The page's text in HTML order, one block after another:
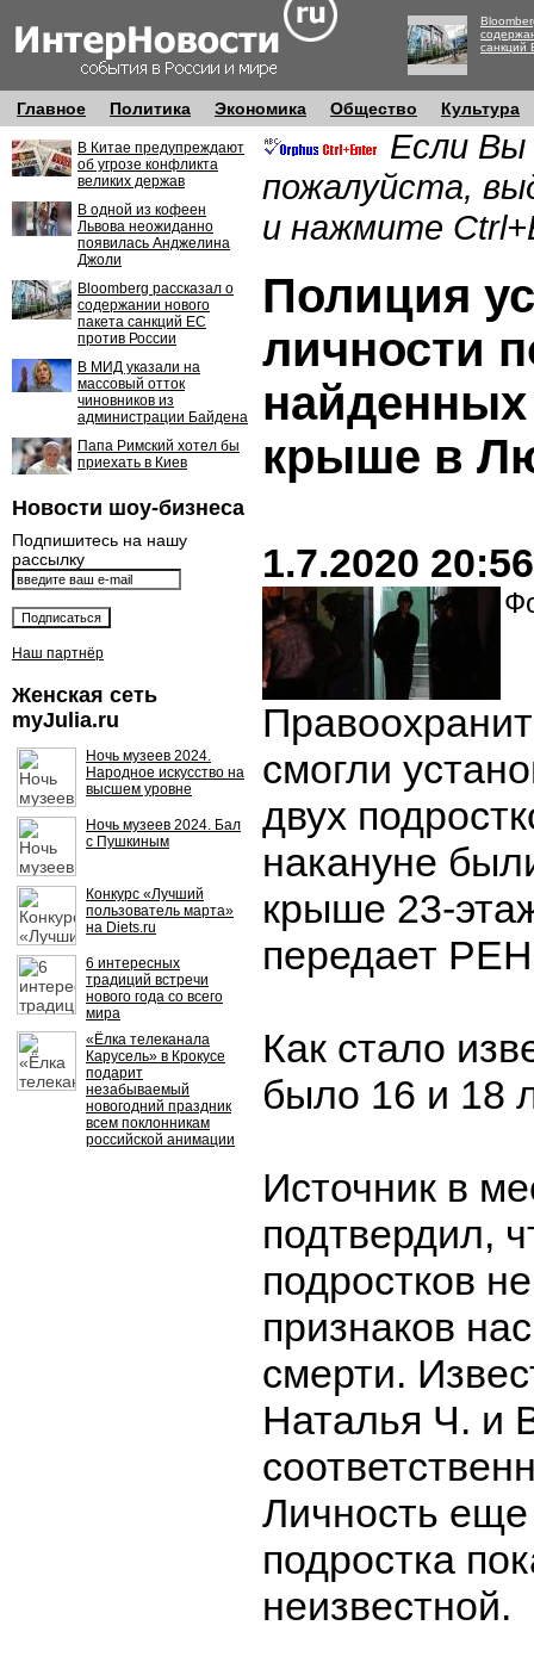
санкций
Главное Политика Экономика Общество Культура
В Китае предупреждают
об угрозе конфликта
великих держав
В одной из кофеен
Львова неожиданно
появилась Анджелина
Джоли
Bloomberg рассказал о
содержании нового
пакета санкций ЕС
против России
В МИД указали на
массовый отток
чиновников из
администрации Байдена
Папа Римский хотел бы
приехать в Киев
Новости шоу-бизнеса
Подпишитесь на нашу
рассылку
Наш партнёр
Женская сеть
myJulia.ru
Ночь музеев 2024.
Народное искусство на
высшем уровне
Ночь музеев 2024. Бал
с Пушкиным
Конкурс «Лучший
пользователь марта»
на Diets.ru
6 интересных
традиций встречи
нового года со всего
мира
«Ёлка телеканала
Карусель» в Крокусе
подарит
незабываемый
новогодний праздник
всем поклонникам
российской анимации
Если Вы
пожалуйста,
и нажмите
Полиция
личности
крыше в
1.7.2020 20:56
смогли
двух
накануне
крыше 23-
передает
Как стало
было 16 и 18
Источник в
подтвердил,
подростков
признаков
смерти.
Наталья Ч. и
Личность еще
подростка
неизвестной.